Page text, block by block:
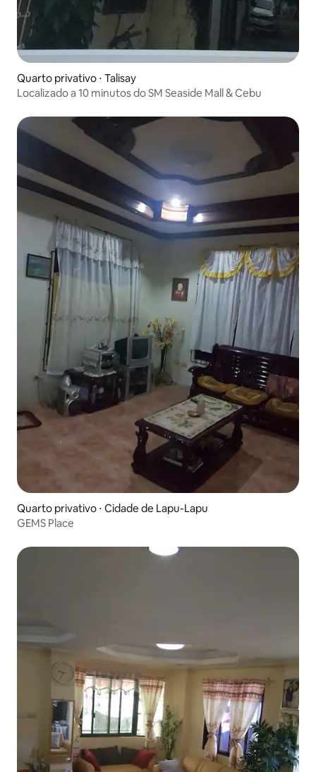
Quarto privativo ⋅ Talisay
Localizado a 10 minutos do SM Seaside Mall & Cebu
Quarto privativo ⋅ Cidade de Lapu-Lapu
GEMS Place